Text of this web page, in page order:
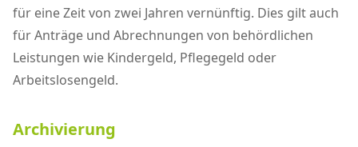
für eine Zeit von zwei Jahren vernünftig. Dies gilt auch
für Anträge und Abrechnungen von behördlichen
Leistungen wie Kindergeld, Pflegegeld oder
Arbeitslosengeld.
Archivierung